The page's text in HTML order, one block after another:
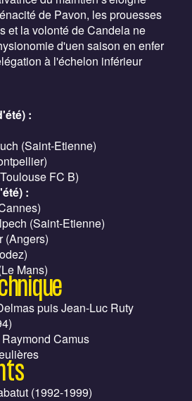
de Pavon, les prouesses
et la volonté de Candela ne
d'uen saison en enfer
à l'échelon inférieur
:
(Saint-Etienne)
FC B)
:
(Saint-Etienne)
(Angers)
Mans)
puis Jean-Luc Ruty
Raymond Camus
(1992-1999)